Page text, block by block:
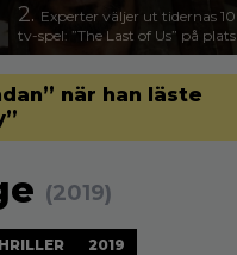
2. Experter väljer ut tidernas
tv-spel: ”The Last of Us” på
när han läste
(2019)
2019